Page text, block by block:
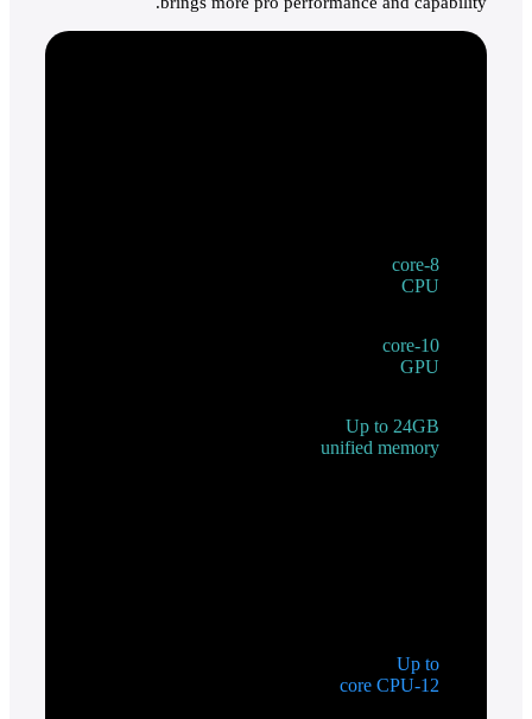
8-core
CPU
10-core
GPU
Up to 24GB
unified memory
Up to
12-core CPU